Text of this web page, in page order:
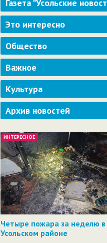
Газета "Усольские
Это интересно
Общество
Важное
Культура
Архив новостей
ИНТЕРЕСНОЕ
Четыре пожара за неделю в
Усольском районе